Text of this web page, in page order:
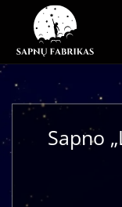
Sapno